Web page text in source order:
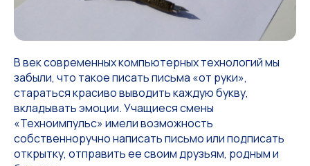
В век современных компьютерных технологий мы
забыли, что такое писать письма «от руки»,
стараться красиво выводить каждую букву,
вкладывать эмоции. Учащиеся смены
«Техноимпульс» имели возможность
собственноручно написать письмо или подписать
открытку, отправить ее своим друзьям, родным и